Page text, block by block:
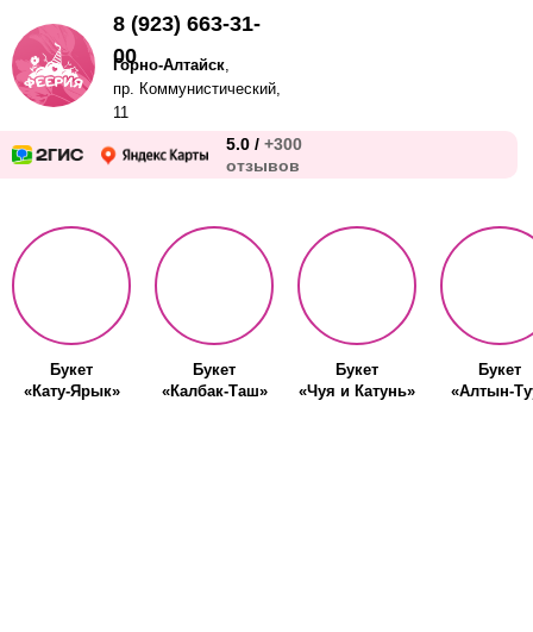
5.0 / +300
отзывов
Горно-Алтайск,
пр. Коммунистический,
11
8 (923) 663-31-
00
Букет
«Кату-Ярык»
Букет
«Калбак-Таш»
Букет
«Чуя и Катунь»
Букет
«Алтын-